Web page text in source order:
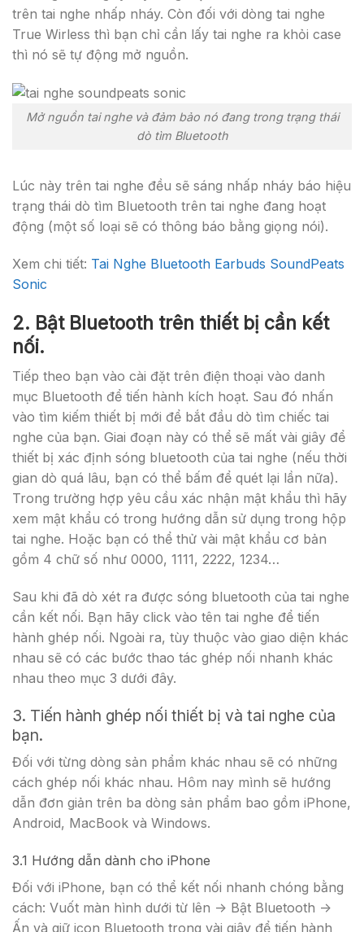
trên tai nghe nhấp nháy. Còn đối với dòng tai nghe
True Wirless thì bạn chỉ cần lấy tai nghe ra khỏi case
thì nó sẽ tự động mở nguồn.
Mở nguồn tai nghe và đảm bảo nó đang trong trạng thái
dò tìm Bluetooth
Lúc này trên tai nghe đều sẽ sáng nhấp nháy báo hiệu
trạng thái dò tìm Bluetooth trên tai nghe đang hoạt
động (một số loại sẽ có thông báo bằng giọng nói).
Xem chi tiết: Tai Nghe Bluetooth Earbuds SoundPeats
Sonic
2. Bật Bluetooth trên thiết bị cần kết
nối.
Tiếp theo bạn vào cài đặt trên điện thoại vào danh
mục Bluetooth để tiến hành kích hoạt. Sau đó nhấn
vào tìm kiếm thiết bị mới để bắt đầu dò tìm chiếc tai
nghe của bạn. Giai đoạn này có thể sẽ mất vài giây để
thiết bị xác định sóng bluetooth của tai nghe (nếu thời
gian dò quá lâu, bạn có thể bấm để quét lại lần nữa).
Trong trường hợp yêu cầu xác nhận mật khẩu thì hãy
xem mật khẩu có trong hướng dẫn sử dụng trong hộp
tai nghe. Hoặc bạn có thể thử vài mật khẩu cơ bản
gồm 4 chữ số như 0000, 1111, 2222, 1234…
Sau khi đã dò xét ra được sóng bluetooth của tai nghe
cần kết nối. Bạn hãy click vào tên tai nghe để tiến
hành ghép nối. Ngoài ra, tùy thuộc vào giao diện khác
nhau sẽ có các bước thao tác ghép nối nhanh khác
nhau theo mục 3 dưới đây.
3. Tiến hành ghép nối thiết bị và tai nghe của
bạn.
Đối với từng dòng sản phẩm khác nhau sẽ có những
cách ghép nối khác nhau. Hôm nay mình sẽ hướng
dẫn đơn giản trên ba dòng sản phẩm bao gồm iPhone,
Android, MacBook và Windows.
3.1 Hướng dẫn dành cho iPhone
Đối với iPhone, bạn có thể kết nối nhanh chóng bằng
cách: Vuốt màn hình dưới từ lên -> Bật Bluetooth ->
Ấn và giữ icon Bluetooth trong vài giây để tiến hành